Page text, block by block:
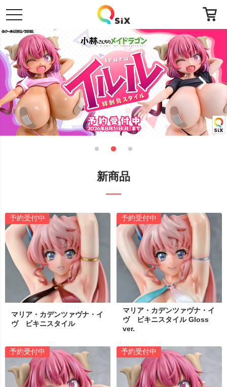
toggle
navigation
新商品
予約受付中
マリア・カデンツァヴナ・イ
ヴ ビキニスタイル
予約受付中
マリア・カデンツァヴナ・イ
ヴ ビキニスタイル Gloss
ver.
予約受付中 予約受付中